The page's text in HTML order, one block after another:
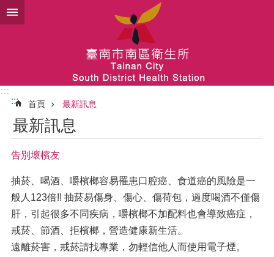
跳到主要內容區塊
:::
:::
首頁 最新訊息
最新訊息
告別壞檳友
抽菸、喝酒、嚼檳榔容易罹患口腔癌、食道癌的風險是一
般人123倍!! 抽菸易傷身、傷心、傷荷包，過度喝酒不僅傷
肝，引起很多不同疾病，嚼檳榔不加配料也會導致癌症，
戒菸、節酒、拒檳榔，營造健康新生活。
遠離菸害，戒菸請找專業，勿輕信他人而使用電子煙。